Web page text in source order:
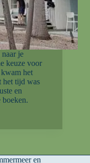
je
keuze voor
het
het tijd was
en
boeken.